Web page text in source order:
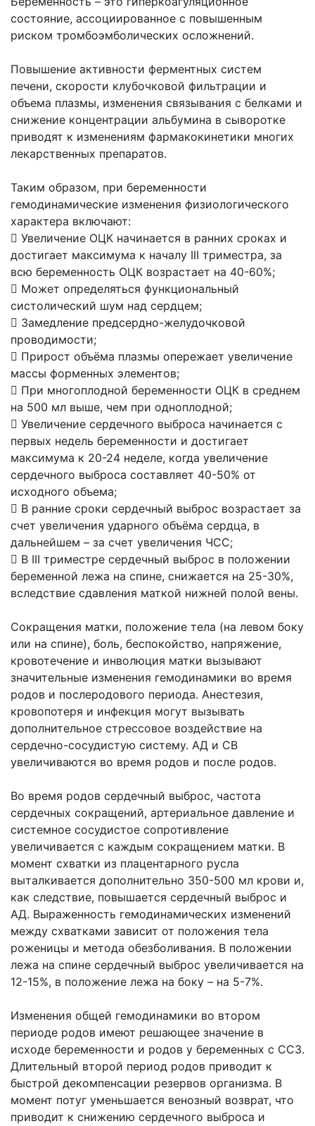
состояние, ассоциированное с повышенным
риском тромбоэмболических осложнений.
Повышение активности ферментных систем
печени, скорости клубочковой фильтрации и
объема плазмы, изменения связывания с белками и
снижение концентрации альбумина в сыворотке
приводят к изменениям фармакокинетики многих
лекарственных препаратов.
Таким образом, при беременности
гемодинамические изменения физиологического
характера включают:
 Увеличение ОЦК начинается в ранних сроках и
достигает максимума к началу III триместра, за
всю беременность ОЦК возрастает на 40-60%;
 Может определяться функциональный
систолический шум над сердцем;
 Замедление предсердно-желудочковой
проводимости;
 Прирост объёма плазмы опережает увеличение
массы форменных элементов;
 При многоплодной беременности ОЦК в среднем
на 500 мл выше, чем при одноплодной;
 Увеличение сердечного выброса начинается с
первых недель беременности и достигает
максимума к 20-24 неделе, когда увеличение
сердечного выброса составляет 40-50% от
исходного объема;
 В ранние сроки сердечный выброс возрастает за
счет увеличения ударного объёма сердца, в
дальнейшем – за счет увеличения ЧСС;
 В III триместре сердечный выброс в положении
беременной лежа на спине, снижается на 25-30%,
вследствие сдавления маткой нижней полой вены.
Сокращения матки, положение тела (на левом боку
или на спине), боль, беспокойство, напряжение,
кровотечение и инволюция матки вызывают
значительные изменения гемодинамики во время
родов и послеродового периода. Анестезия,
кровопотеря и инфекция могут вызывать
дополнительное стрессовое воздействие на
сердечно-сосудистую систему. АД и СВ
увеличиваются во время родов и после родов.
Во время родов сердечный выброс, частота
сердечных сокращений, артериальное давление и
системное сосудистое сопротивление
увеличивается с каждым сокращением матки. В
момент схватки из плацентарного русла
выталкивается дополнительно 350-500 мл крови и,
как следствие, повышается сердечный выброс и
АД. Выраженность гемодинамических изменений
между схватками зависит от положения тела
роженицы и метода обезболивания. В положении
лежа на спине сердечный выброс увеличивается на
12-15%, в положение лежа на боку – на 5-7%.
Изменения общей гемодинамики во втором
периоде родов имеют решающее значение в
исходе беременности и родов у беременных с ССЗ.
Длительный второй период родов приводит к
быстрой декомпенсации резервов организма. В
момент потуг уменьшается венозный возврат, что
приводит к снижению сердечного выброса и